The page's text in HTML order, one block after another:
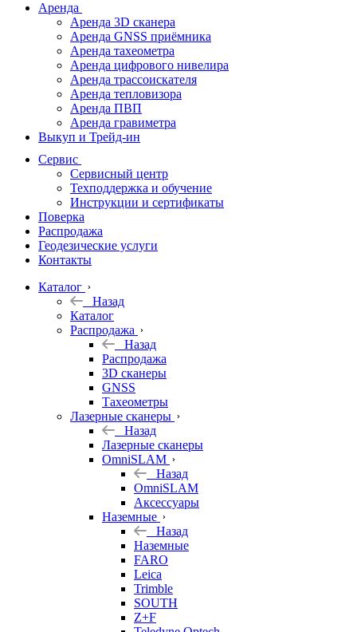
Нивелиры
Теодолиты
Трассоискатели
Неразрушающий
контроль
Аксессуары
Софт
Георадары
Акции
Гидрография
Подбор
оборудования
по задачам
Архив
Геодезическое
оборудование
Аренда
Аренда 3D сканера
Аренда GNSS приёмника
Аренда тахеометра
Аренда цифрового нивелира
Аренда трассоискателя
Аренда тепловизора
Аренда ПВП
Аренда гравиметра
Выкуп и Трейд-ин
Сервис
Сервисный центр
Техподдержка и обучение
Инструкции и сертификаты
Поверка
Распродажа
Геодезические услуги
Контакты
Каталог
Назад
Каталог
Распродажа
Назад
Распродажа
3D сканеры
GNSS
Тахеометры
Лазерные сканеры
Назад
Лазерные сканеры
OmniSLAM
Назад
OmniSLAM
Аксессуары
Наземные
Назад
Наземные
FARO
Leica
Trimble
SOUTH
Z+F